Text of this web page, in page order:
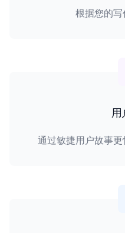
根据您的
用
通过敏捷用户故事